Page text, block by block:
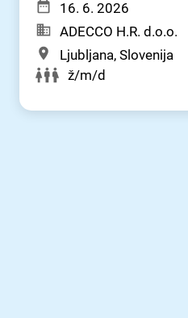
16. 6. 2026
ADECCO H.R. d.o.o.
Ljubljana, Slovenija
ž/m/d